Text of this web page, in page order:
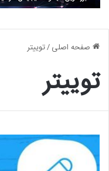
صفحه اصلی/توییتر
توییتر